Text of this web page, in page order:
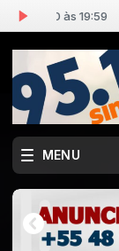
19:00 às 19:59
MENU